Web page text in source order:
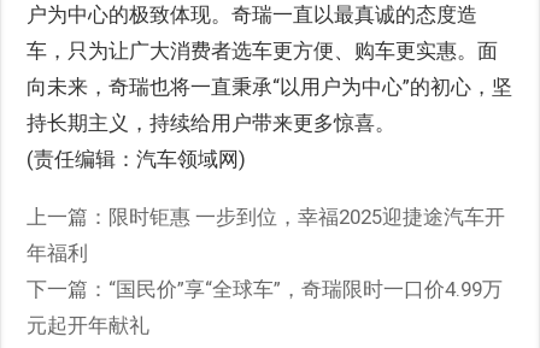
户为中心的极致体现。奇瑞一直以最真诚的态度造
车，只为让广大消费者选车更方便、购车更实惠。面
向未来，奇瑞也将一直秉承“以用户为中心”的初心，坚
持长期主义，持续给用户带来更多惊喜。
(责任编辑：汽车领域网)
上一篇： 限时钜惠 一步到位，幸福2025迎捷途汽车开
年福利
下一篇： “国民价”享“全球车”，奇瑞限时一口价4.99万
元起开年献礼